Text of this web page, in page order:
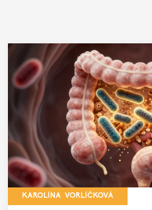
KAROLÍNA VORLÍČKOVÁ